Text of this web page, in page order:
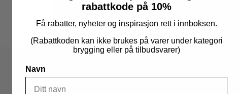
rabattkode på 10%
Få rabatter, nyheter og inspirasjon rett i innboksen.
(Rabattkoden kan ikke brukes på varer under kategori
brygging eller på tilbudsvarer)
Navn